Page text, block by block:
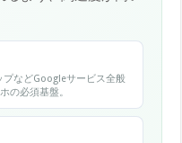
などGoogleサービス全般
の必須基盤。